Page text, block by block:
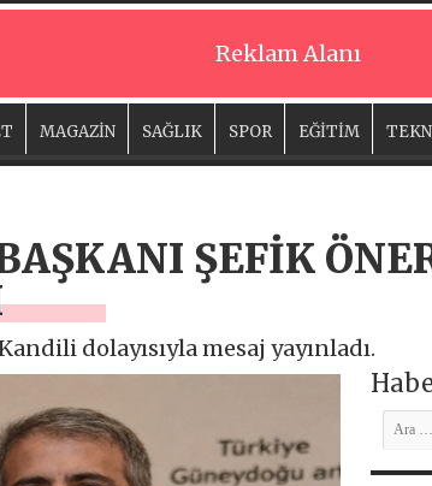
Reklam Alanı
MAGAZİN SAĞLIK SPOR EĞİTİM
ŞEFİK
dolayısıyla mesaj yayınladı.